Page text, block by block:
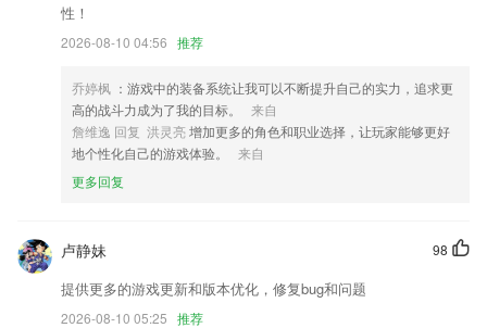
官方活动评审功能新增可推荐数展示。
电量小部件默认图标支持动态电量显示。
视频去水印后保存页面的优化
新增“职业性格测评”模块；
是你 平安喜乐的印记，
优化了整个ui界面
打分评论，说出您的使用经历，以帮助我们更好的对产品进行优化修改。
性！
2026-08-10 04:56 推荐
乔婷枫 ：游戏中的装备系统让我可以不断提升自己的实力，追求更
高的战斗力成为了我的目标。
来自
詹维逸 回复 洪灵亮增加更多的角色和职业选择，让玩家能够更好
地个性化自己的游戏体验。
来自
更多回复
98
卢静妹
提供更多的游戏更新和版本优化，修复bug和问题
2026-08-10 05:25 推荐